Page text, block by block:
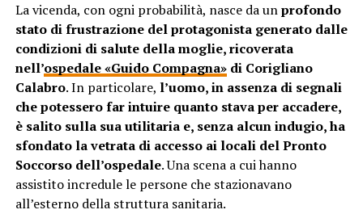
La vicenda, con ogni probabilità, nasce da unprofondo
stato di frustrazione del protagonista generato dalle
condizioni di salute della moglie, ricoverata
nell’ospedale «Guido Compagna»di Corigliano
Calabro. In particolare, l’uomo, in assenza di segnali
che potessero far intuire quanto stava per accadere,
è salito sulla sua utilitaria e, senza alcun indugio, ha
sfondato la vetrata di accesso ai locali del Pronto
Soccorso dell’ospedale. Una scena a cui hanno
assistito incredule le persone che stazionavano
all’esterno della struttura sanitaria.